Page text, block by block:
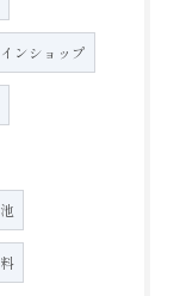
ンショップ